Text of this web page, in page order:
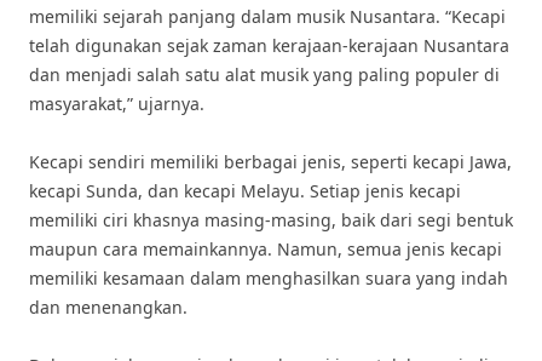
memiliki sejarah panjang dalam musik Nusantara. “Kecapi
telah digunakan sejak zaman kerajaan-kerajaan Nusantara
dan menjadi salah satu alat musik yang paling populer di
masyarakat,” ujarnya.
Kecapi sendiri memiliki berbagai jenis, seperti kecapi Jawa,
kecapi Sunda, dan kecapi Melayu. Setiap jenis kecapi
memiliki ciri khasnya masing-masing, baik dari segi bentuk
maupun cara memainkannya. Namun, semua jenis kecapi
memiliki kesamaan dalam menghasilkan suara yang indah
dan menenangkan.